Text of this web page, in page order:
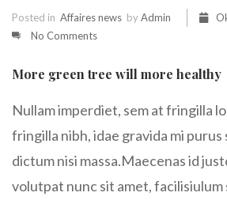
Posted in Affaires news byAdmin
No Comments
More green tree will more healthy
Nullam imperdiet, sem at fringilla
fringilla nibh, idae gravida mi
dictum nisi massa.Maecenas id
volutpat nunc sit amet, facilisiulum